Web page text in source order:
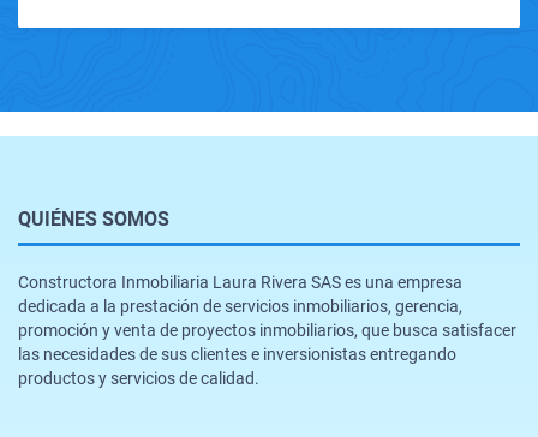
QUIÉNES SOMOS
Constructora Inmobiliaria Laura Rivera SAS es una empresa
dedicada a la prestación de servicios inmobiliarios, gerencia,
promoción y venta de proyectos inmobiliarios, que busca satisfacer
las necesidades de sus clientes e inversionistas entregando
productos y servicios de calidad.